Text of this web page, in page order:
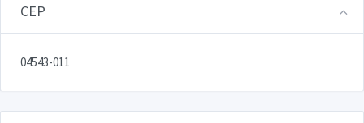
CEP
04543-011